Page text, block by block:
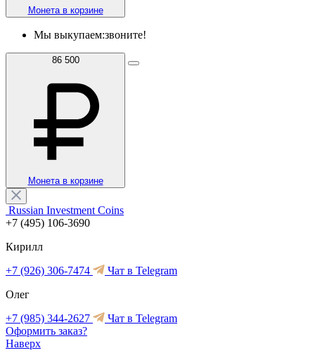
Монета в корзине
Мы выкупаем:звоните!
86 500
Монета в корзине
Russian Investment Coins
+7 (495) 106-3690
Кирилл
+7 (926) 306-7474
Чат в Telegram
Олег
+7 (985) 344-2627
Чат в Telegram
Оформить заказ?
Наверх